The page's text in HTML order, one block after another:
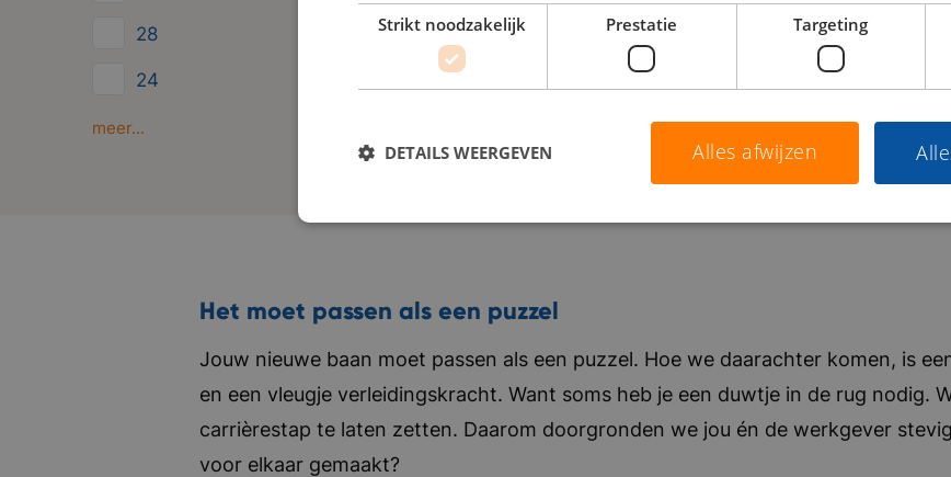
28
24
Minder dan 24
meer...
efficiëntie. De organisatie werkt nauw samen met
zelfstandige chauffeurs tot grote fleetowners, en
soepel en kostenefficiënt te laten verlopen. Bedrijf
internationaal, gedreven, ondernemend
Het moet passen als een puzzel
Jouw nieuwe baan moet passen als een puzzel. Hoe we daarachter komen, is
en een vleugje verleidingskracht. Want soms heb je een duwtje in de rug nodig.
carrièrestap te laten zetten. Daarom doorgronden we jou én de werkgever
voor elkaar gemaakt?
Strikt noodzakelijk Prestatie Targeting
Alles afwijzen
DETAILS WEERGEVEN